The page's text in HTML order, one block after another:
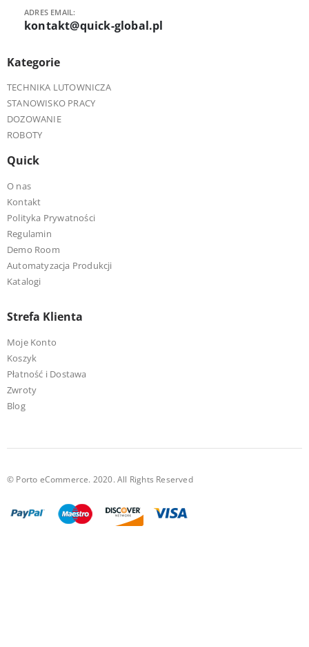
ADRES EMAIL:
kontakt@quick-global.pl
Kategorie
TECHNIKA LUTOWNICZA
STANOWISKO PRACY
DOZOWANIE
ROBOTY
Quick
O nas
Kontakt
Polityka Prywatności
Regulamin
Demo Room
Automatyzacja Produkcji
Katalogi
Strefa Klienta
Moje Konto
Koszyk
Płatność i Dostawa
Zwroty
Blog
© Porto eCommerce. 2020. All Rights Reserved